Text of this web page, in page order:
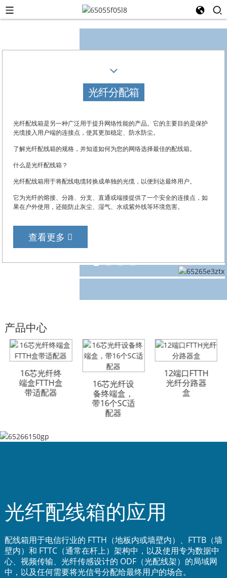
光纤分配箱
光纤配线箱是另一种广泛用于提升网络性能的产品。它的主要目的是保护
光缆接入用户端的连接点，使其更加稳定、防水防尘。
了解光纤配线箱的规格，并知道如何为您的网络选择最佳的配线箱。
什么是光纤配线箱？
光纤配线箱用于将配线电缆转换成单独的光缆，以便到达最终用户。
它为光纤的熔接、分路、分支、直通或端接提供了一个安全的连接点，如
果在户外使用，还能防止灰尘、湿气、水或紫外线等环境危害。
查看更多
产品中心
16芯光纤终
端盒FTTH盒
带适配器
16芯光纤设
备终端盒，
带16个SC适
配器
12端口FTTH
光纤分路器
盒
GYFTA53 铠
装室外光缆
96芯
GYFTA53 铠
装室外光缆
96芯
GYFTA53 铠
装室外光缆
96芯
GYFTA53 铠
装室外光缆
96芯
GYFTA53 铠
装室外光缆
96芯
GYFTA53 铠
装室外光缆
96芯
光纤配线箱的应用
配线箱用于电信行业的 FTTH（地板内或墙壁内）、FTTB（墙
壁内）和 FTTC（通常在杆上）架构中，以及使用专为数据中
心、视频传输、光纤传感设计的 ODF（光配线架）的局域网
中，以及任何需要将光信号分配给最终用户的场合。